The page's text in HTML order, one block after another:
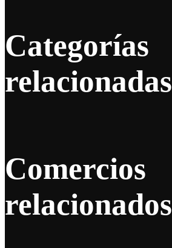
Categorías
relacionadas
Comercios
relacionados